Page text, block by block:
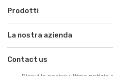
Prodotti
La nostra azienda
Contact us